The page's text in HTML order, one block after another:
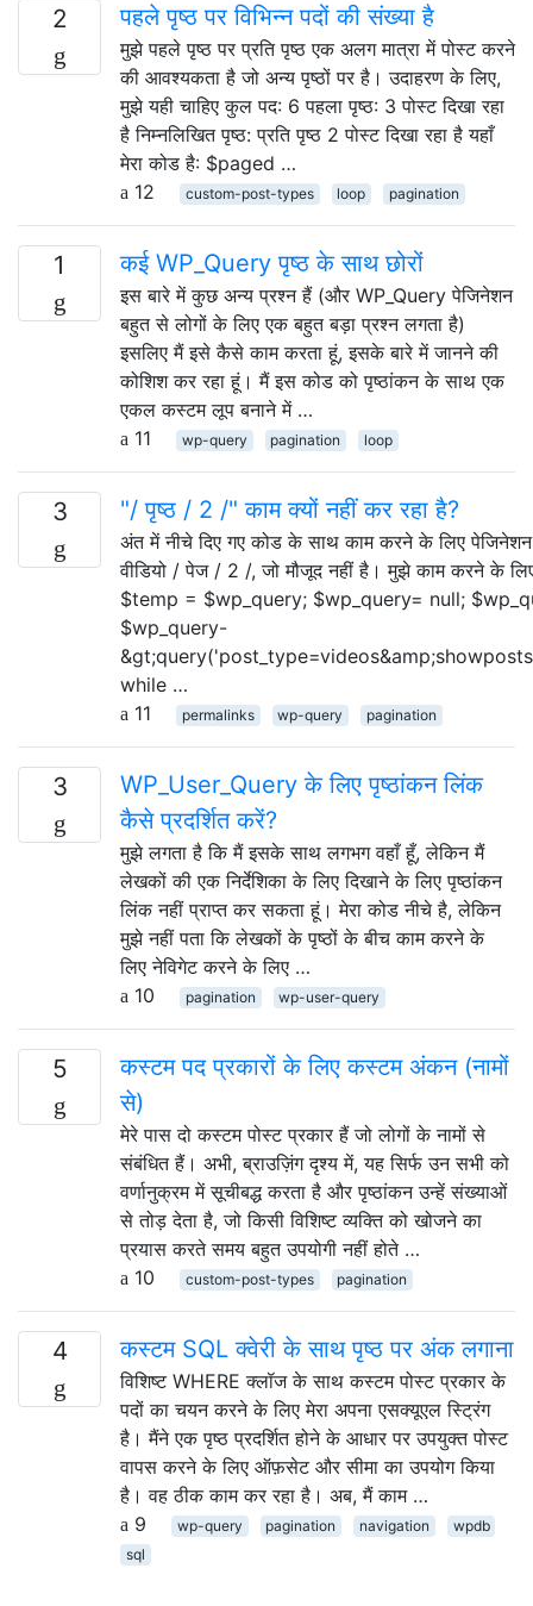
2 पहले पृष्ठ पर विभिन्न पदों की संख्या है
मुझे पहले पृष्ठ पर प्रति पृष्ठ एक अलग मात्रा में पोस्ट करने
की आवश्यकता है जो अन्य पृष्ठों पर है। उदाहरण के लिए,
मुझे यही चाहिए कुल पद: 6 पहला पृष्ठ: 3 पोस्ट दिखा रहा
है निम्नलिखित पृष्ठ: प्रति पृष्ठ 2 पोस्ट दिखा रहा है यहाँ
मेरा कोड है: $paged …
12
custom-post-types loop pagination
1 कई WP_Query पृष्ठ के साथ छोरों
इस बारे में कुछ अन्य प्रश्न हैं (और WP_Query पेजिनेशन
बहुत से लोगों के लिए एक बहुत बड़ा प्रश्न लगता है)
इसलिए मैं इसे कैसे काम करता हूं, इसके बारे में जानने की
कोशिश कर रहा हूं। मैं इस कोड को पृष्ठांकन के साथ एक
एकल कस्टम लूप बनाने में …
11
wp-query pagination loop
3 "/ पृष्ठ / 2 /" काम क्यों नहीं कर रहा है?
अंत में नीचे दिए गए कोड के साथ काम करने के लिए
वीडियो / पेज / 2 /, जो मौजूद नहीं है। मुझे काम करने के
$temp = $wp_query; $wp_query= null;
$wp_query-
while …
11
permalinks wp-query pagination
3
WP_User_Query के लिए पृष्ठांकन लिंक
कैसे प्रदर्शित करें?
मुझे लगता है कि मैं इसके साथ लगभग वहाँ हूँ, लेकिन मैं
लेखकों की एक निर्देशिका के लिए दिखाने के लिए पृष्ठांकन
लिंक नहीं प्राप्त कर सकता हूं। मेरा कोड नीचे है, लेकिन
मुझे नहीं पता कि लेखकों के पृष्ठों के बीच काम करने के
लिए नेविगेट करने के लिए …
10
pagination wp-user-query
5
कस्टम पद प्रकारों के लिए कस्टम अंकन (नामों
से)
मेरे पास दो कस्टम पोस्ट प्रकार हैं जो लोगों के नामों से
संबंधित हैं। अभी, ब्राउज़िंग दृश्य में, यह सिर्फ उन सभी को
वर्णानुक्रम में सूचीबद्ध करता है और पृष्ठांकन उन्हें संख्याओं
से तोड़ देता है, जो किसी विशिष्ट व्यक्ति को खोजने का
प्रयास करते समय बहुत उपयोगी नहीं होते …
10
custom-post-types pagination
4 कस्टम SQL क्वेरी के साथ पृष्ठ पर अंक लगाना
विशिष्ट WHERE क्लॉज के साथ कस्टम पोस्ट प्रकार के
पदों का चयन करने के लिए मेरा अपना एसक्यूएल स्ट्रिंग
है। मैंने एक पृष्ठ प्रदर्शित होने के आधार पर उपयुक्त पोस्ट
वापस करने के लिए ऑफ़सेट और सीमा का उपयोग किया
है। वह ठीक काम कर रहा है। अब, मैं काम …
9
wp-query pagination navigation
wpdb
sql